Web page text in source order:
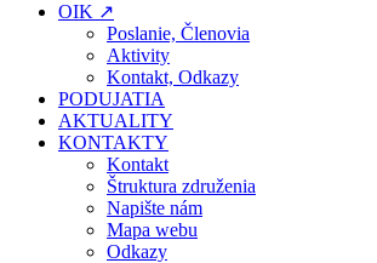
OIK ↗
Poslanie, Členovia
Aktivity
Kontakt, Odkazy
PODUJATIA
AKTUALITY
KONTAKTY
Kontakt
Štruktura združenia
Napište nám
Mapa webu
Odkazy